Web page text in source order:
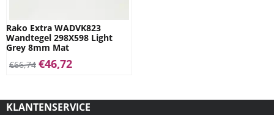
Rako Extra WADVK823
Wandtegel 298X598 Light
Grey 8mm Mat
€66,74 €46,72
KLANTENSERVICE